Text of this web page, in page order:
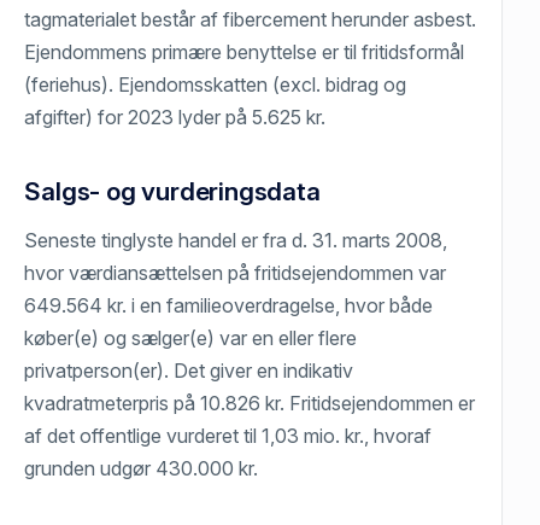
tagmaterialet består af fibercement herunder asbest.
Ejendommens primære benyttelse er til fritidsformål
(feriehus). Ejendomsskatten (excl. bidrag og
afgifter) for 2023 lyder på 5.625 kr.
Salgs- og vurderingsdata
Seneste tinglyste handel er fra d. 31. marts 2008,
hvor værdiansættelsen på fritidsejendommen var
649.564 kr. i en familieoverdragelse, hvor både
køber(e) og sælger(e) var en eller flere
privatperson(er). Det giver en indikativ
kvadratmeterpris på 10.826 kr. Fritidsejendommen er
af det offentlige vurderet til 1,03 mio. kr., hvoraf
grunden udgør 430.000 kr.